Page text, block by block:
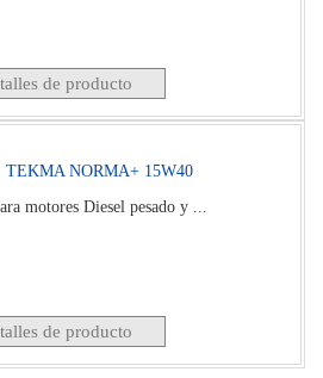
de producto
TEKMA NORMA+ 15W40
motores Diesel pesado y ...
de producto